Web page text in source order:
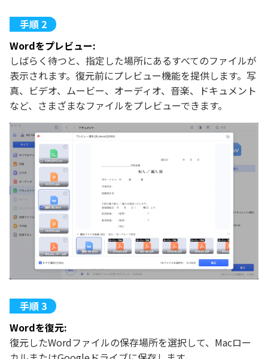
Wordをプレビュー:
しばらく待つと、指定した場所にあるすべてのファイルが
表示されます。復元前にプレビュー機能を提供します。写
真、ビデオ、ムービー、オーディオ、音楽、ドキュメント
など、さまざまなファイルをプレビューできます。
Wordを復元:
復元したWordファイルの保存場所を選択して、Macロー